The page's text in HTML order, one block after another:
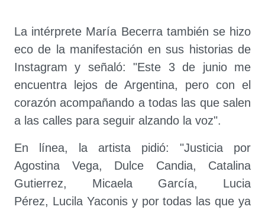
La intérprete María Becerra también se hizo
eco de la manifestación en sus historias de
Instagram y señaló: "Este 3 de junio me
encuentra lejos de Argentina, pero con el
corazón acompañando a todas las que salen
a las calles para seguir alzando la voz".
En línea, la artista pidió: "Justicia por
Agostina Vega, Dulce Candia, Catalina
Gutierrez, Micaela García, Lucia
Pérez, Lucila Yaconis y por todas las que ya